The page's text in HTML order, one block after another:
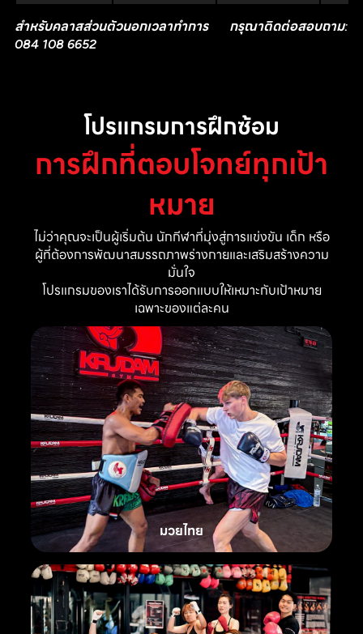
สำหรับคลาสส่วนตัวนอกเวลาทำการ กรุณาติดต่อสอบถาม:
084 108 6652
โปรแกรมการฝึกซ้อม
การฝึกที่ตอบโจทย์ทุกเป้า
หมาย
ไม่ว่าคุณจะเป็นผู้เริ่มต้น นักกีฬาที่มุ่งสู่การแข่งขัน เด็ก หรือ
ผู้ที่ต้องการพัฒนาสมรรถภาพร่างกายและเสริมสร้างความ
มั่นใจ
โปรแกรมของเราได้รับการออกแบบให้เหมาะกับเป้าหมาย
เฉพาะของแต่ละคน
มวยไทย